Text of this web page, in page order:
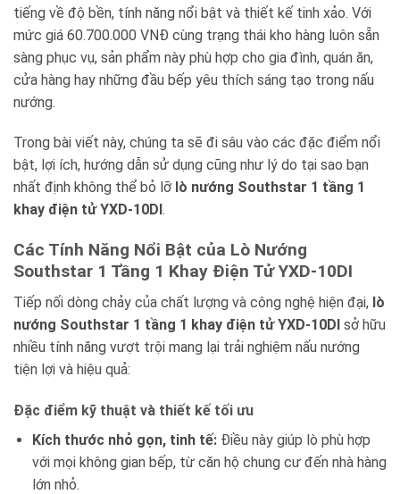
tiếng về độ bền, tính năng nổi bật và thiết kế tinh xảo. Với
mức giá 60.700.000 VNĐ cùng trạng thái kho hàng luôn sẵn
sàng phục vụ, sản phẩm này phù hợp cho gia đình, quán ăn,
cửa hàng hay những đầu bếp yêu thích sáng tạo trong nấu
nướng.
Trong bài viết này, chúng ta sẽ đi sâu vào các đặc điểm nổi
bật, lợi ích, hướng dẫn sử dụng cũng như lý do tại sao bạn
nhất định không thể bỏ lỡ lò nướng Southstar 1 tầng 1
khay điện tử YXD-10DI .
Các Tính Năng Nổi Bật của Lò Nướng
Southstar 1 Tầng 1 Khay Điện Tử YXD-10DI
Tiếp nối dòng chảy của chất lượng và công nghệ hiện đại, lò
nướng Southstar 1 tầng 1 khay điện tử YXD-10DI sở hữu
nhiều tính năng vượt trội mang lại trải nghiệm nấu nướng
tiện lợi và hiệu quả:
Đặc điểm kỹ thuật và thiết kế tối ưu
Kích thước nhỏ gọn, tinh tế:Điều này giúp lò phù hợp
với mọi không gian bếp, từ căn hộ chung cư đến nhà hàng
lớn nhỏ.